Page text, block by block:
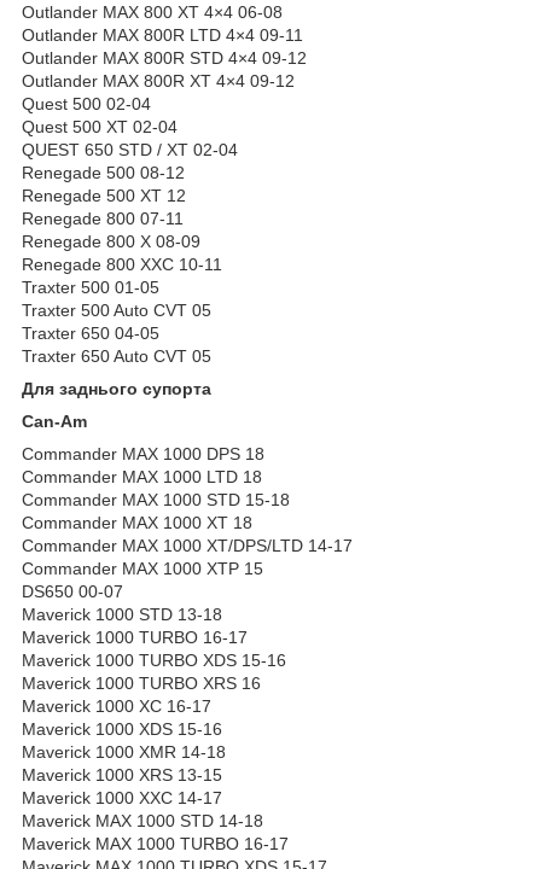
Outlander MAX 800 XT 4×4 06-08
Outlander MAX 800R LTD 4×4 09-11
Outlander MAX 800R STD 4×4 09-12
Outlander MAX 800R XT 4×4 09-12
Quest 500 02-04
Quest 500 XT 02-04
QUEST 650 STD / XT 02-04
Renegade 500 08-12
Renegade 500 XT 12
Renegade 800 07-11
Renegade 800 X 08-09
Renegade 800 XXC 10-11
Traxter 500 01-05
Traxter 500 Auto CVT 05
Traxter 650 04-05
Traxter 650 Auto CVT 05
Для заднього супорта
Can-Am
Commander MAX 1000 DPS 18
Commander MAX 1000 LTD 18
Commander MAX 1000 STD 15-18
Commander MAX 1000 XT 18
Commander MAX 1000 XT/DPS/LTD 14-17
Commander MAX 1000 XTP 15
DS650 00-07
Maverick 1000 STD 13-18
Maverick 1000 TURBO 16-17
Maverick 1000 TURBO XDS 15-16
Maverick 1000 TURBO XRS 16
Maverick 1000 XC 16-17
Maverick 1000 XDS 15-16
Maverick 1000 XMR 14-18
Maverick 1000 XRS 13-15
Maverick 1000 XXC 14-17
Maverick MAX 1000 STD 14-18
Maverick MAX 1000 TURBO 16-17